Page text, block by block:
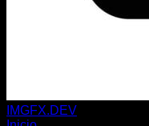
IMGFX.DEV